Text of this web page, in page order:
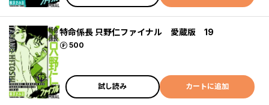
特命係長 只野仁ファイナル 愛蔵版 19
500
ポイント
試し読み カートに追加